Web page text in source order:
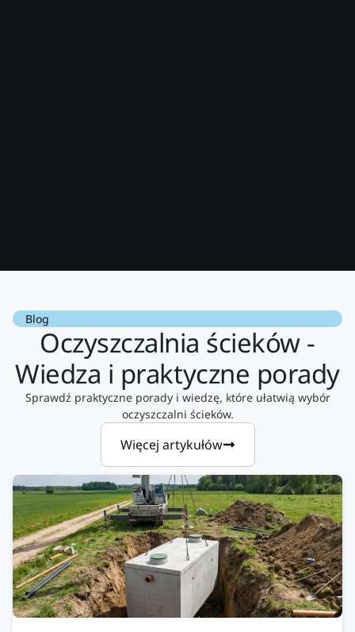
Blog
Oczyszczalnia ścieków -
Wiedza i praktyczne porady
Sprawdź praktyczne porady i wiedzę, które ułatwią wybór
oczyszczalni ścieków.
Więcej artykułów